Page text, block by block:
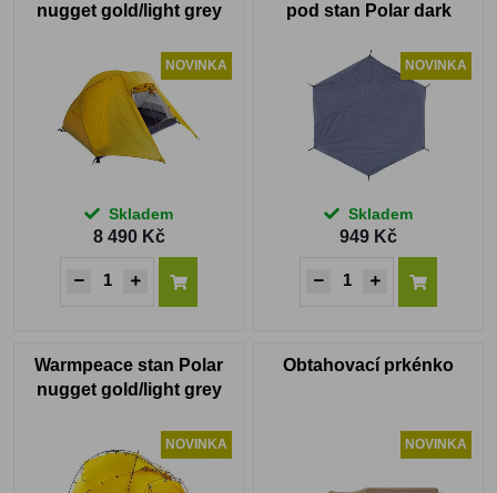
nugget gold/light grey
NOVINKA
Skladem
8 490 Kč
pod stan Polar dark
NOVINKA
Skladem
949 Kč
Warmpeace stan Polar
nugget gold/light grey
NOVINKA
Obtahovací prkénko
NOVINKA